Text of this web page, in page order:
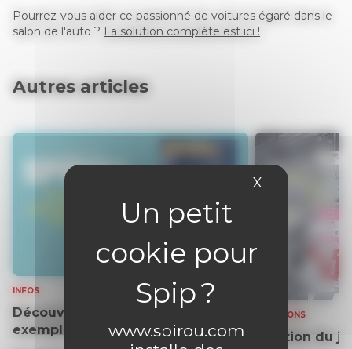
www.spirou.com
X Masquer le
Pourrez-vous aider ce passionné de voitures égaré dans le
salon de l'auto ? La solution complète est ici !
Autres articles
INFOS
Découvrez gratuitement un
exemplaire du journal !
SOLUTIONS
Solution du